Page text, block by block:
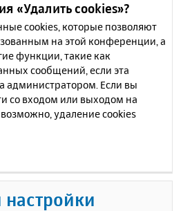
«Удалить cookies»?
cookies, которые позволяют
на этой конференции, а
функции, такие как
сообщений, если эта
администратором. Если вы
со входом или выходом на
удаление cookies